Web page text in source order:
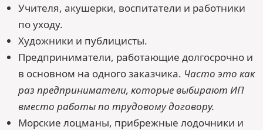
Учителя, акушерки, воспитатели и работники
по уходу.
Художники и публицисты.
Предприниматели, работающие долгосрочно и
в основном на одного заказчика. Часто это как
раз предприниматели, которые выбирают ИП
вместо работы по трудовому договору.
Морские лоцманы, прибрежные лодочники и